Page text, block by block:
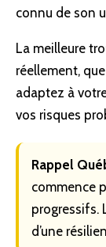
connu de son
La meilleure
réellement,
adaptez à
vos risques
Rappel
commence
progressifs.
d’une